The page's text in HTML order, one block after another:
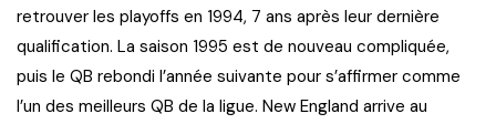
retrouver les playoffs en 1994, 7 ans après leur dernière
qualification. La saison 1995 est de nouveau compliquée,
puis le QB rebondi l’année suivante pour s’affirmer comme
l’un des meilleurs QB de la ligue. New England arrive au